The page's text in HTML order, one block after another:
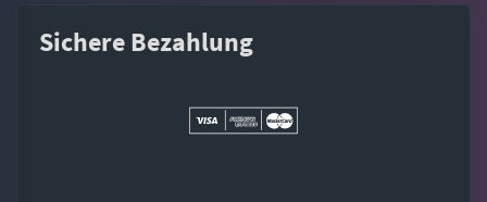
Sichere Bezahlung